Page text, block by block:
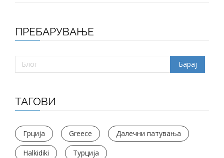
ПРЕБАРУВАЊЕ
ТАГОВИ
Грција Greece Далечни патувања
Halkidiki Турција